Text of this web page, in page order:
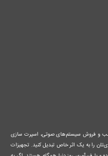
و فروش سیستم‌های صوتی، اسپرت سازی
را به یک اثر خاص تبدیل کنید. تجهیزات